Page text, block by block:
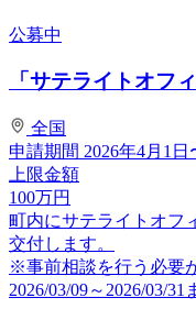
公募中
「サテライトオフ
全国
申請期間 2026年4月1日
上限金額
100万円
町内にサテライトオフ
交付します。
※事前相談を行う必要
2026/03/09～2026/03/31